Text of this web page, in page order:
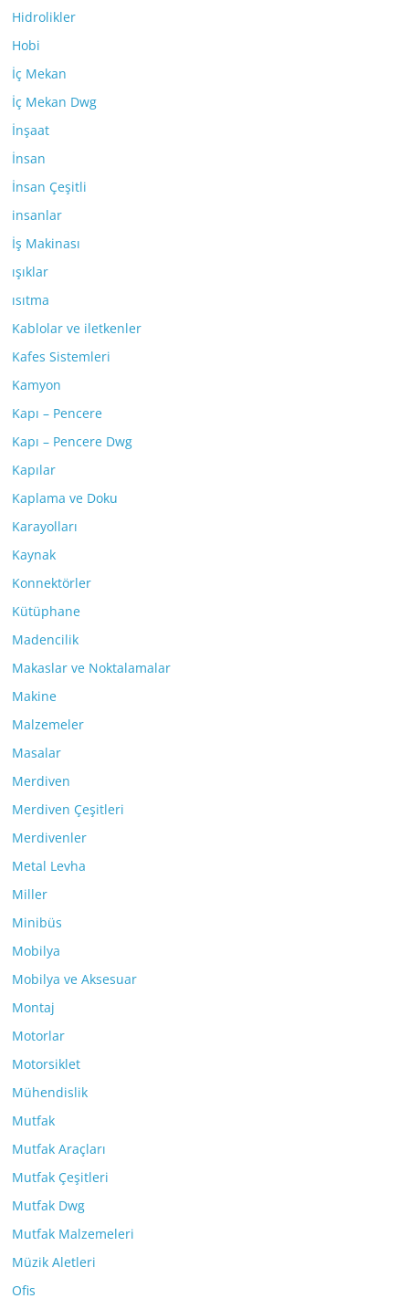
Hidrolikler
Hobi
İç Mekan
İç Mekan Dwg
İnşaat
İnsan
İnsan Çeşitli
insanlar
İş Makinası
ışıklar
ısıtma
Kablolar ve iletkenler
Kafes Sistemleri
Kamyon
Kapı – Pencere
Kapı – Pencere Dwg
Kapılar
Kaplama ve Doku
Karayolları
Kaynak
Konnektörler
Kütüphane
Madencilik
Makaslar ve Noktalamalar
Makine
Malzemeler
Masalar
Merdiven
Merdiven Çeşitleri
Merdivenler
Metal Levha
Miller
Minibüs
Mobilya
Mobilya ve Aksesuar
Montaj
Motorlar
Motorsiklet
Mühendislik
Mutfak
Mutfak Araçları
Mutfak Çeşitleri
Mutfak Dwg
Mutfak Malzemeleri
Müzik Aletleri
Ofis